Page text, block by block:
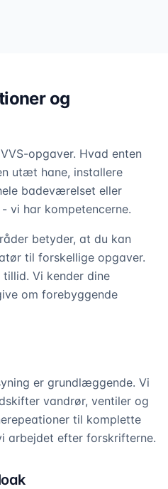
og
opgaver. Hvad enten
utæt hane, installere
badeværelset eller
vi har kompetencerne.
betyder, at du kan
til forskellige opgaver.
Vi kender dine
om forebyggende
er grundlæggende. Vi
vandrør, ventiler og
til komplette
arbejdet efter forskrifterne.